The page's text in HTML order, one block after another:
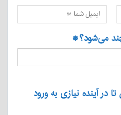
می‌شود؟*
در آینده نیازی به ورود